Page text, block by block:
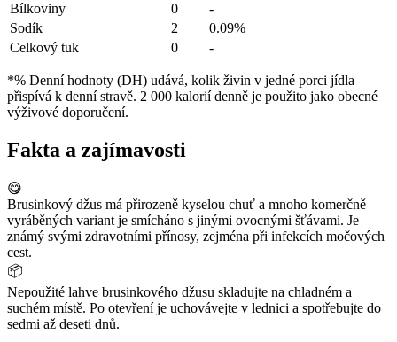
Bílkoviny
0
-
Sodík
2
0.09%
Celkový tuk
0 -
*% Denní hodnoty (DH) udává, kolik živin v jedné porci jídla
přispívá k denní stravě. 2 000 kalorií denně je použito jako obecné
výživové doporučení.
Fakta a zajímavosti
😋
Brusinkový džus má přirozeně kyselou chuť a mnoho komerčně
vyráběných variant je smícháno s jinými ovocnými šťávami. Je
známý svými zdravotními přínosy, zejména při infekcích močových
cest.
📦
Nepoužité lahve brusinkového džusu skladujte na chladném a
suchém místě. Po otevření je uchovávejte v lednici a spotřebujte do
sedmi až deseti dnů.